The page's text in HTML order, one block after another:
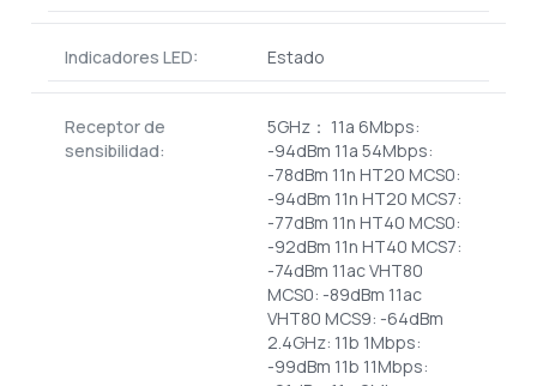
Indicadores LED: Estado
Receptor de
sensibilidad:
5GHz： 11a 6Mbps:
-94dBm 11a 54Mbps:
-78dBm 11n HT20 MCS0:
-94dBm 11n HT20 MCS7:
-77dBm 11n HT40 MCS0:
-92dBm 11n HT40 MCS7:
-74dBm 11ac VHT80
MCS0: -89dBm 11ac
VHT80 MCS9: -64dBm
2.4GHz: 11b 1Mbps:
-99dBm 11b 11Mbps: